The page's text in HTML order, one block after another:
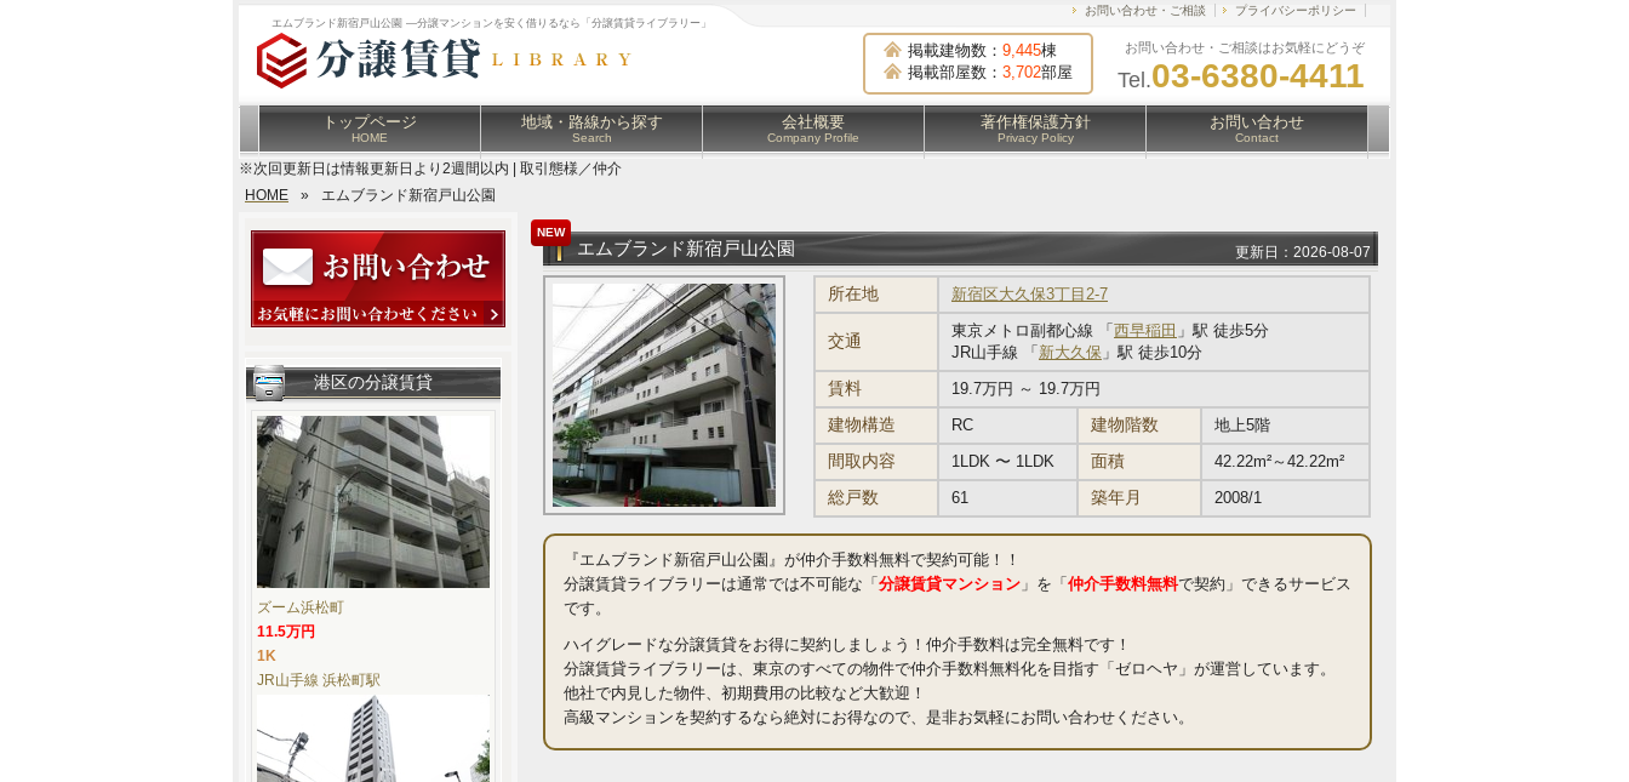
エムブランド新宿戸山公園 ―分譲マンションを安く借りるなら「分譲賃貸ライブラリー」
掲載建物数： 9,445棟
掲載部屋数： 3,702部屋
お問い合わせ・ご相談はお気軽にどうぞ
Tel.03-6380-4411
お問い合わせ・ご相談 プライバシーポリシー
トップページ
HOME
地域・路線から探す
Search
会社概要
Company Profile
著作権保護方針
Privacy Policy
お問い合わせ
Contact
※次回更新日は情報更新日より2週間以内 | 取引態様／仲介
HOME
» エムブランド新宿戸山公園
エムブランド新宿戸山公園
NEW
更新日：2026-08-07
所在地 新宿区大久保3丁目2-7
交通
東京メトロ副都心線 「 西早稲田 」駅 徒歩5分
JR山手線 「 新大久保 」駅 徒歩10分
賃料 19.7万円 ～ 19.7万円
建物構造 RC 建物階数 地上5階
間取内容 1LDK 〜 1LDK 面積 42.22m²～42.22m²
総戸数 61 築年月 2008/1
『エムブランド新宿戸山公園』が仲介手数料無料で契約可能！！
分譲賃貸ライブラリーは通常では不可能な「 分譲賃貸マンション 」を「 仲介手数料無料で契約」できるサービス
です。
ハイグレードな分譲賃貸をお得に契約しましょう！仲介手数料は完全無料です！
分譲賃貸ライブラリーは、東京のすべての物件で仲介手数料無料化を目指す「ゼロヘヤ」が運営しています。
他社で内見した物件、初期費用の比較など大歓迎！
高級マンションを契約するなら絶対にお得なので、是非お気軽にお問い合わせください。
港区の分譲賃貸
ズーム浜松町
11.5万円
1K
JR山手線 浜松町駅